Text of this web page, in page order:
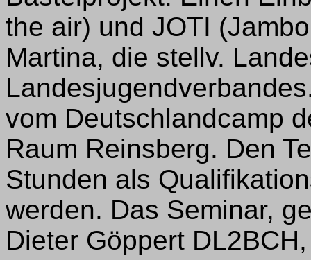
the air) und JOTI
Martina, die stellv.
vom Deutschlandcamp
Raum Reinsberg. Den
Stunden als
werden. Das Seminar,
Dieter Göppert